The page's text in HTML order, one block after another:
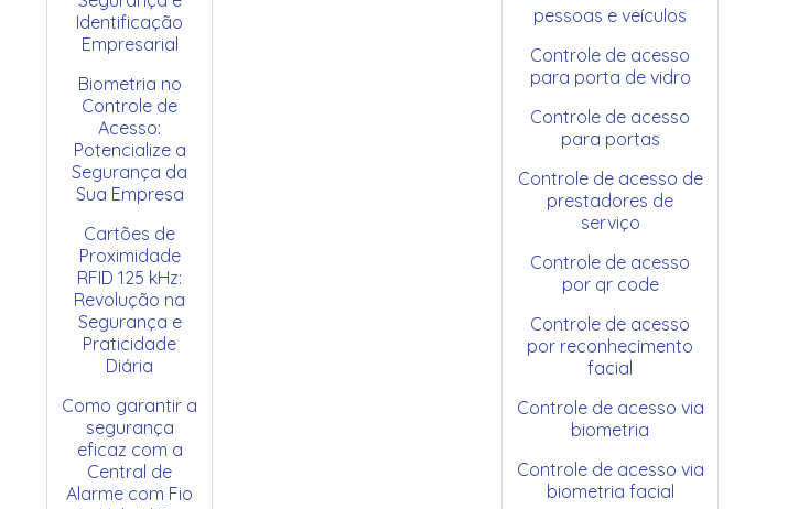
Identificação
Empresarial
Biometria no
Controle de
Acesso:
Potencialize a
Segurança da
Sua Empresa
Cartões de
Proximidade
RFID 125 kHz:
Revolução na
Segurança e
Praticidade
Diária
Como garantir a
segurança
eficaz com a
Central de
Alarme com Fio
pessoas e veículos
Controle de acesso
para porta de vidro
Controle de acesso
para portas
Controle de acesso de
prestadores de
serviço
Controle de acesso
por qr code
Controle de acesso
por reconhecimento
facial
Controle de acesso via
biometria
Controle de acesso via
biometria facial